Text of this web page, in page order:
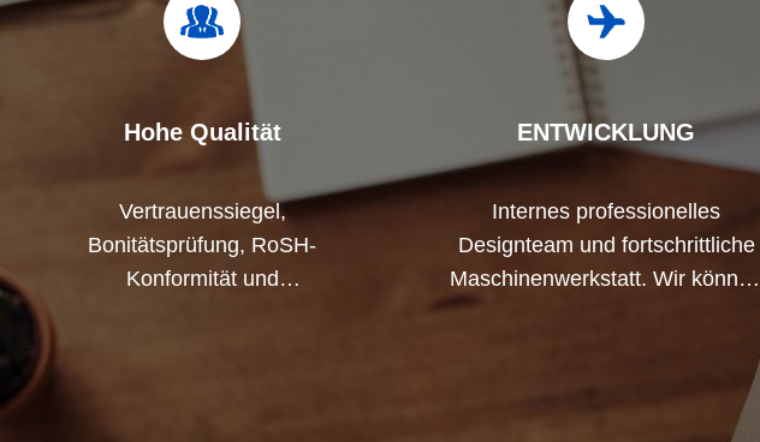
Hohe Qualität
Vertrauenssiegel,
Bonitätsprüfung, RoSH-
Konformität und
ENTWICKLUNG
Internes professionelles
Designteam und fortschrittliche
Maschinenwerkstatt. Wir können
zusammenarbeiten, um die von